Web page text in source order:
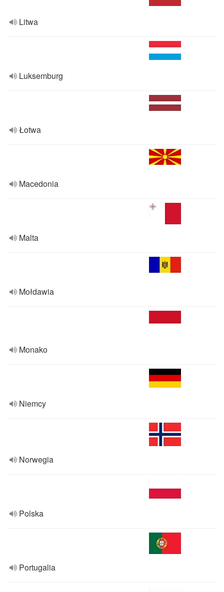
Litwa
Luksemburg
Łotwa
Macedonia
Malta
Mołdawia
Monako
Niemcy
Norwegia
Polska
Portugalia